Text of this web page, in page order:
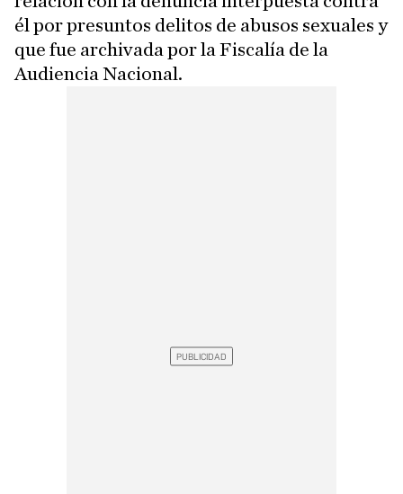
él por presuntos delitos de abusos sexuales y
que fue archivada por la Fiscalía de la
Audiencia Nacional.